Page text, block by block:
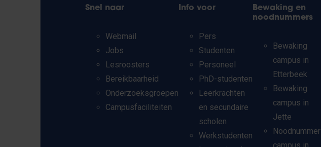
Snel naar
Webmail
Jobs
Lesroosters
Bereikbaarheid
Onderzoeksgroepen
Campusfaciliteiten
Info voor
Pers
Studenten
Personeel
PhD-studenten
Leerkrachten
en secundaire
scholen
Werkstudenten
Bewaking en
noodnummers
Bewaking
campus in
Etterbeek
Bewaking
campus in
Jette
Noodnummer